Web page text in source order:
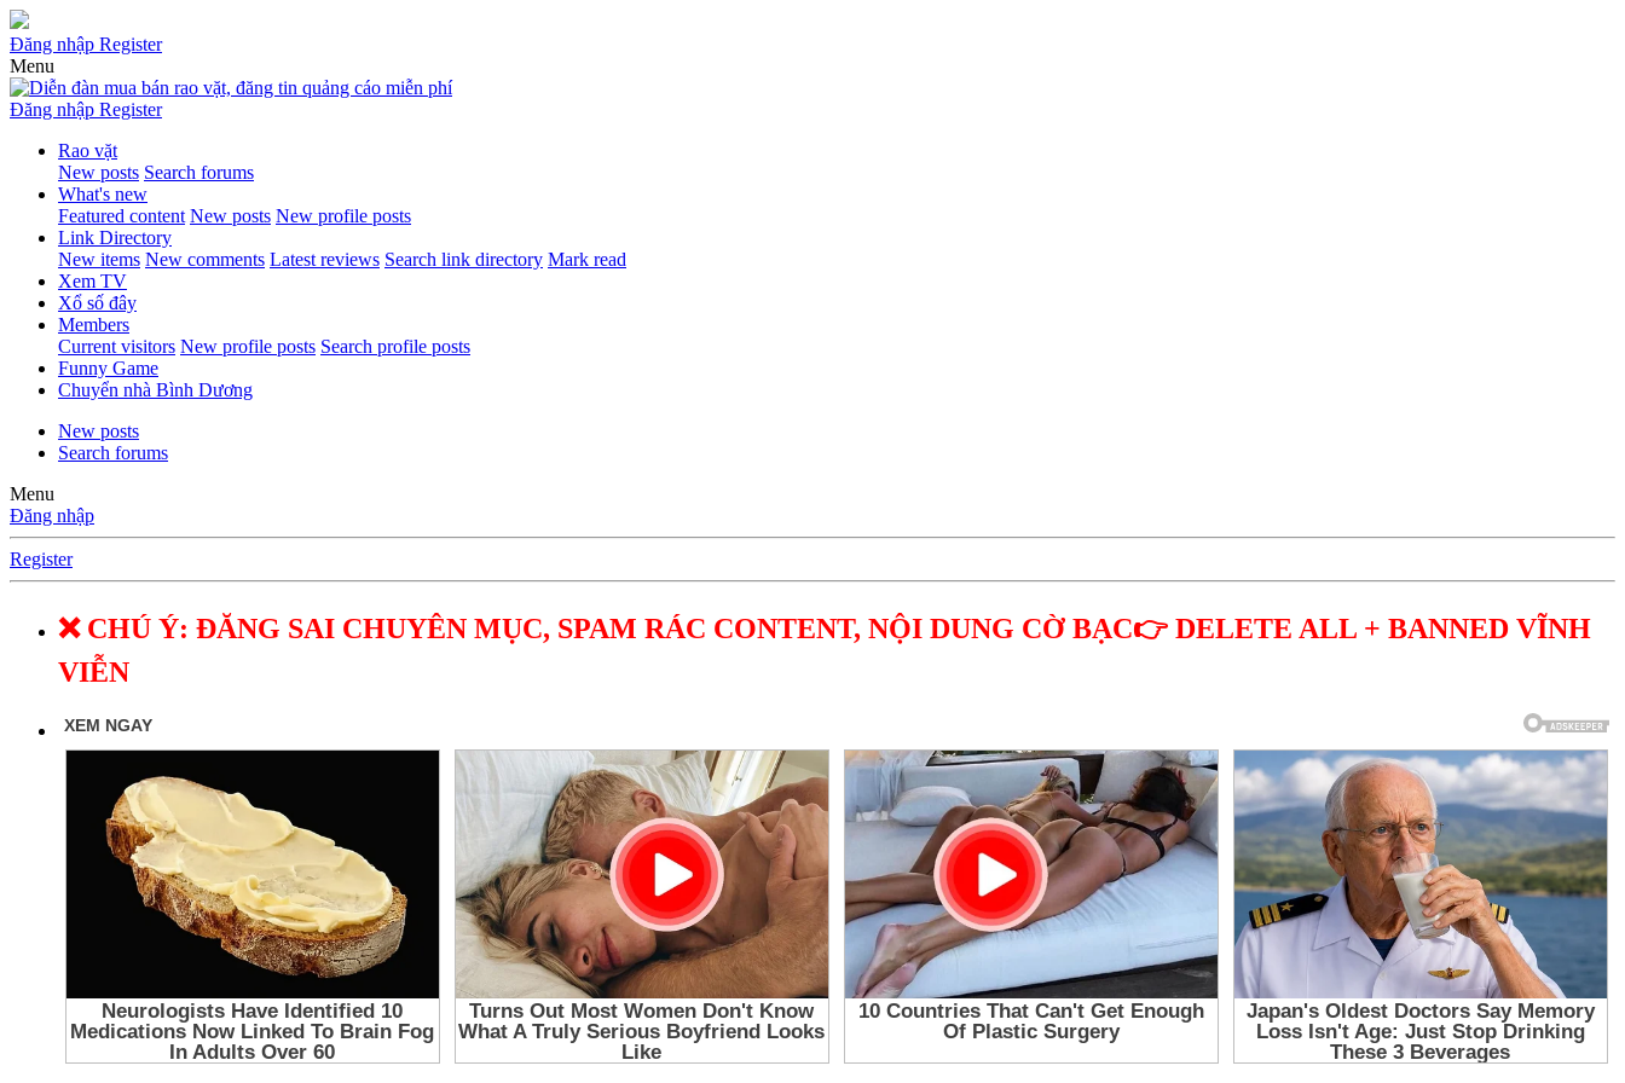
Đăng nhập Register
Menu
Đăng nhập Register
Rao vặt
New posts Search forums
What's new
Featured content New posts New profile posts
Link Directory
New items New comments Latest reviews Search link directory Mark read
Xem TV
Xổ số đây
Members
Current visitors New profile posts Search profile posts
Funny Game
Chuyển nhà Bình Dương
New posts
Search forums
Menu
Đăng nhập
Register
❌ CHÚ Ý: ĐĂNG SAI CHUYÊN MỤC, SPAM RÁC CONTENT, NỘI DUNG CỜ BẠC👉 DELETE ALL + BANNED VĨNH
VIỄN